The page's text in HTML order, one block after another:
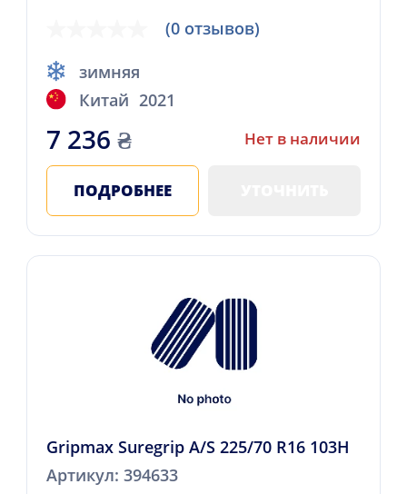
(0 отзывов)
зимняя
Китай 2021
7 236 ₴ Нет в наличии
ПОДРОБНЕЕ
Gripmax Suregrip A/S 225/70 R16 103H
Артикул: 394633